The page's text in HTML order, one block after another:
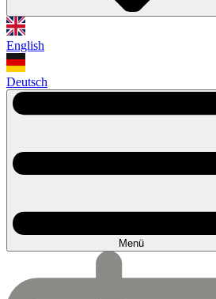
English
Deutsch
Menü